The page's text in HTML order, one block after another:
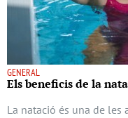
GENERAL
Els beneﬁcis de la
La natació és una de